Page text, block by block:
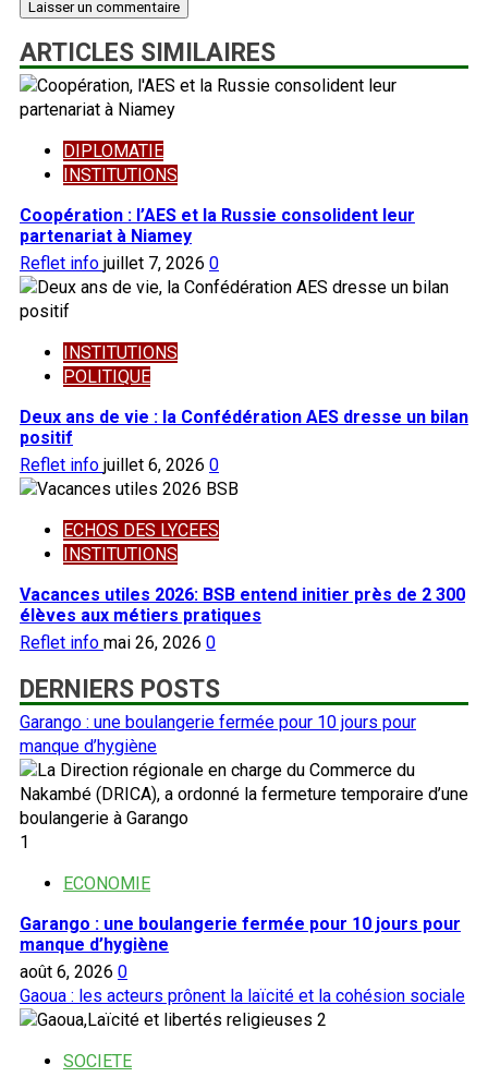
ARTICLES SIMILAIRES
DIPLOMATIE
INSTITUTIONS
Coopération : l’AES et la Russie consolident leur
partenariat à Niamey
Reflet info juillet 7, 2026 0
INSTITUTIONS
POLITIQUE
Deux ans de vie : la Confédération AES dresse un bilan
positif
Reflet info juillet 6, 2026 0
ECHOS DES LYCEES
INSTITUTIONS
Vacances utiles 2026: BSB entend initier près de 2 300
élèves aux métiers pratiques
Reflet info mai 26, 2026 0
DERNIERS POSTS
Garango : une boulangerie fermée pour 10 jours pour
manque d’hygiène
1
ECONOMIE
Garango : une boulangerie fermée pour 10 jours pour
manque d’hygiène
août 6, 2026 0
Gaoua : les acteurs prônent la laïcité et la cohésion sociale
2
SOCIETE